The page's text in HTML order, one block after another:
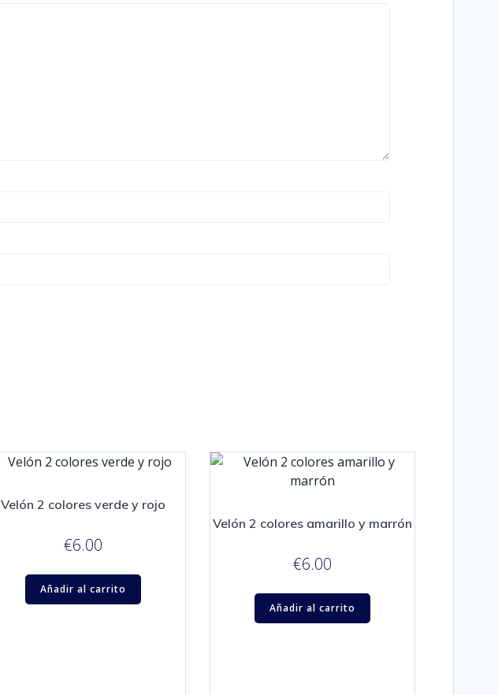
Velón 2 colores verde y rojo
€6.00
Añadir al carrito
Velón 2 colores amarillo y marrón
€6.00
Añadir al carrito